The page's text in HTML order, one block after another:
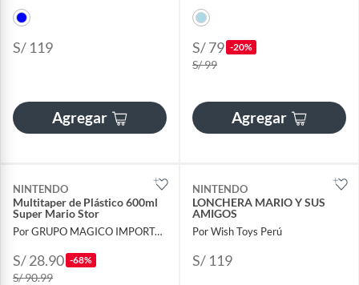
S/ 119
Agregar
S/ 79 -20%
S/ 99
Agregar
NINTENDO
Multitaper de Plástico 600ml
Super Mario Stor
Por GRUPO MAGICO IMPORTACIONES
S/ 28.90 -68%
S/ 90.99
NINTENDO
LONCHERA MARIO Y SUS
AMIGOS
Por Wish Toys Perú
S/ 119